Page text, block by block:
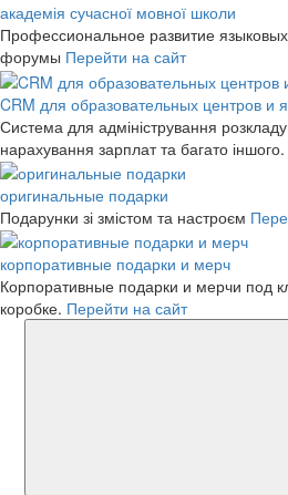
академія сучасної мовної школи
Профессиональное развитие
форумы Перейти на сайт
CRM для образовательных центров и
Система для адміністрування
нарахування зарплат та багато іншого.
оригинальные подарки
Подарунки зі змістом та настроєм
корпоративные подарки и мерч
Корпоративные подарки и мерчи под
коробке. Перейти на сайт